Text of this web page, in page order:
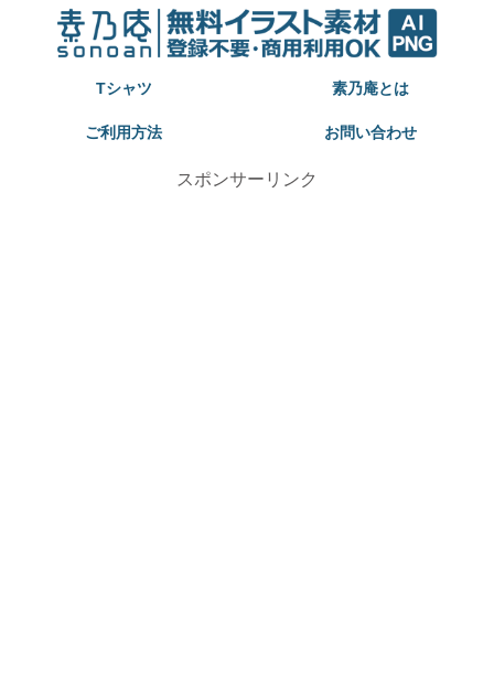
Tシャツ 素乃庵とは
ご利用方法 お問い合わせ
スポンサーリンク